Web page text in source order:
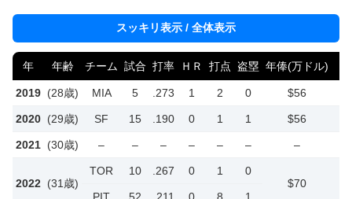
スッキリ表示 / 全体表示
年 年齢 チーム 試合 打率 ＨＲ 打点 盗塁 年俸(万ドル)
2019 (28歳) MIA 5 .273 1 2 0 $56
2020 (29歳) SF 15 .190 0 1 1 $56
2021 (30歳) – – – – – – –
2022 (31歳)
TOR 10 .267 0 1
0
$70
PIT
52 .211 0 8 1